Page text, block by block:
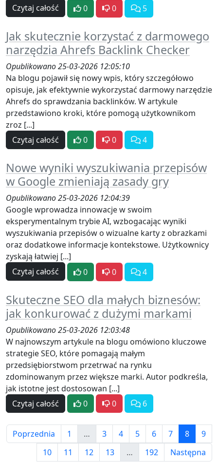
Czytaj całość
0 0 5
Jak skutecznie korzystać z darmowego
narzędzia Ahrefs Backlink Checker
Opublikowano 25-03-2026 12:05:10
Na blogu pojawił się nowy wpis, który szczegółowo
opisuje, jak efektywnie wykorzystać darmowy narzędzie
Ahrefs do sprawdzania backlinków. W artykule
przedstawiono kroki, które pomogą użytkownikom
zroz [...]
Czytaj całość
0 0 4
Nowe wyniki wyszukiwania przepisów
w Google zmieniają zasady gry
Opublikowano 25-03-2026 12:04:39
Google wprowadza innowacje w swoim
eksperymentalnym trybie AI, wzbogacając wyniki
wyszukiwania przepisów o wizualne karty z obrazkami
oraz dodatkowe informacje kontekstowe. Użytkownicy
zyskają łatwiej [...]
Czytaj całość
0 0 4
Skuteczne SEO dla małych biznesów:
jak konkurować z dużymi markami
Opublikowano 25-03-2026 12:03:48
W najnowszym artykule na blogu omówiono kluczowe
strategie SEO, które pomagają małym
przedsiębiorstwom przetrwać na rynku
zdominowanym przez większe marki. Autor podkreśla,
jak istotne jest dostosowan [...]
Czytaj całość
0 0 6
Poprzednia 1 … 3 4 5 6 7 8
9
10
11 12 13 … 192 Następna